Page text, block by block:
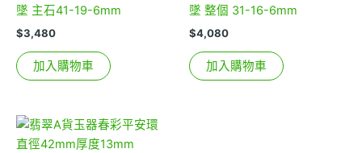
墜 主石41-19-6mm
$3,480
加入購物車
墜 整個 31-16-6mm
$4,080
加入購物車